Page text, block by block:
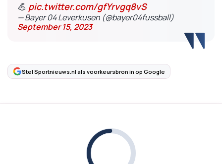
💪 pic.twitter.com/gfYrvgq8vS
— Bayer 04 Leverkusen (@bayer04fussball)
September 15, 2023
Stel Sportnieuws.nl als voorkeursbron in op Google